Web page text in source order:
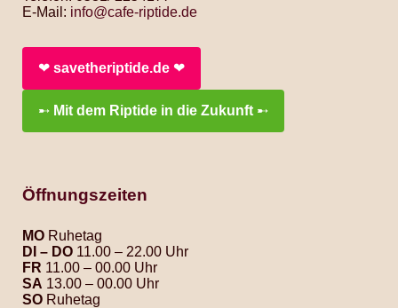
E-Mail: info@cafe-riptide.de
❤︎ savetheriptide.de ❤︎
➸ Mit dem Riptide in die Zukunft ➸
Öffnungszeiten
MO Ruhetag
DI – DO 11.00 – 22.00 Uhr
FR 11.00 – 00.00 Uhr
SA 13.00 – 00.00 Uhr
SO Ruhetag